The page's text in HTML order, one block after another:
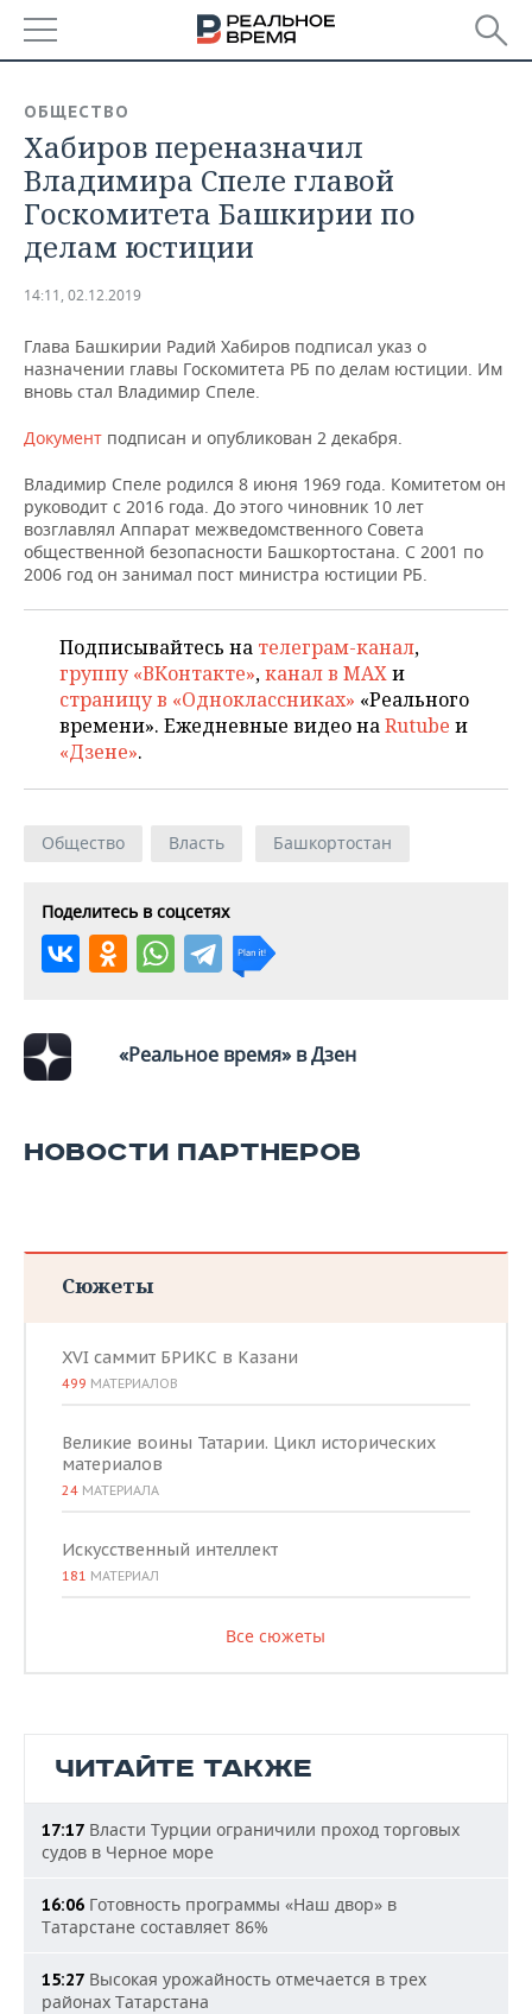
БАШКОРТОСТАН
ТАТАРСТАН
УДМУРТИЯ
НОВОСТИ
АНАЛИТИКА
НОВОСТИ АНАЛИТИКИ
ДЕКЛАРАЦИИ О ДОХОДАХ
КОРОЛИ ГОСЗАКАЗА ПФО
ТОРГОВЫЕ ЦЕНТРЫ
ТАТАРСТАНА
ЭКОНОМИКА
НОВОСТИ ЭКОНОМИКИ
ФИНАНСЫ
ИНВЕСТИЦИИ
ПРОМЫШЛЕННОСТЬ
НОВОСТИ
ПРОМЫШЛЕННОСТИ
АГРОПРОМ
МАШИНОСТРОЕНИЕ
НЕФТЕХИМИЯ
ОПК
ЭНЕРГЕТИКА
НЕДВИЖИМОСТЬ
НОВОСТИ БИЗНЕСА
РОЗНИЧНАЯ ТОРГОВЛЯ
УСЛУГИ
ТЕХНОЛОГИИ
НОВОСТИ ТЕХНОЛОГИЙ
МЕДИА
ТЕЛЕКОММУНИКАЦИИ
МЕРОПРИЯТИЯ
ВЫЕЗДНАЯ РЕДАКЦИЯ
БИЗНЕС-БРАНЧИ
ONLINE-КОНФЕРЕНЦИИ
ОТКРЫТАЯ ЛЕКЦИЯ
НОВОСТИ СПОРТА
ФУТБОЛ
ХОККЕЙ
БАСКЕТБОЛ
ВОЛЕЙБОЛ
КИБЕРСПОРТ
ВОДНЫЕ ВИДЫ СПОРТА
ОБЩЕСТВО
НОВОСТИ ОБЩЕСТВА
ВЛАСТЬ
ИНФРАСТРУКТУРА
ИСТОРИЯ
КУЛЬТУРА
ОБРАЗОВАНИЕ
ФОТОГАЛЕРЕЯ
СЮЖЕТЫ
СПРАВОЧНИК
СПИСОК ПЕРСОН
СПИСОК КОМПАНИЙ
ПОЛНАЯ ВЕРСИЯ
ОБЩЕСТВО
Хабиров переназначил
Владимира Спеле главой
Госкомитета Башкирии по
делам юстиции
14:11, 02.12.2019
Глава Башкирии Радий Хабиров подписал указ о
назначении главы Госкомитета РБ по делам юстиции. Им
вновь стал Владимир Спеле.
Документ подписан и опубликован 2 декабря.
Владимир Спеле родился 8 июня 1969 года. Комитетом он
руководит с 2016 года. До этого чиновник 10 лет
возглавлял Аппарат межведомственного Совета
общественной безопасности Башкортостана. С 2001 по
2006 год он занимал пост министра юстиции РБ.
Подписывайтесь на телеграм-канал,
группу «ВКонтакте»,канал в MAXи
страницу в «Одноклассниках» «Реального
времени». Ежедневные видео наRutube и
«Дзене».
Общество Власть Башкортостан
Поделитесь в соцсетях
«Реальное время» в Дзен
НОВОСТИ ПАРТНЕРОВ
Сюжеты
XVI саммит БРИКС в Казани
499 МАТЕРИАЛОВ
Великие воины Татарии. Цикл исторических
материалов
24 МАТЕРИАЛА
Искусственный интеллект
181 МАТЕРИАЛ
Все сюжеты
ЧИТАЙТЕ ТАКЖЕ
17:17 Власти Турции ограничили проход торговых
судов в Черное море
16:06 Готовность программы «Наш двор» в
Татарстане составляет 86%
15:27 Высокая урожайность отмечается в трех
районах Татарстана